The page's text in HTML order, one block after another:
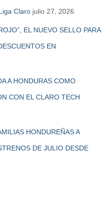
Claro julio 27, 2026
EL NUEVO SELLO PARA
EN
A HONDURAS COMO
CON EL CLARO TECH
HONDUREÑAS A
DE JULIO DESDE